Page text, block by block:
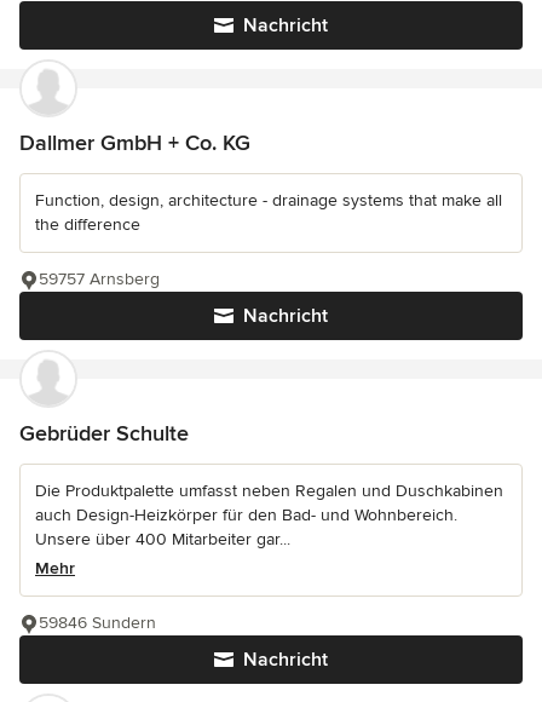
Nachricht
Dallmer GmbH + Co. KG
Function, design, architecture - drainage systems that make all
the difference
Nachricht
59757 Arnsberg
Gebrüder Schulte
Die Produktpalette umfasst neben Regalen und Duschkabinen
auch Design-Heizkörper für den Bad- und Wohnbereich.
Unsere über 400 Mitarbeiter gar...
Mehr
Nachricht
59846 Sundern